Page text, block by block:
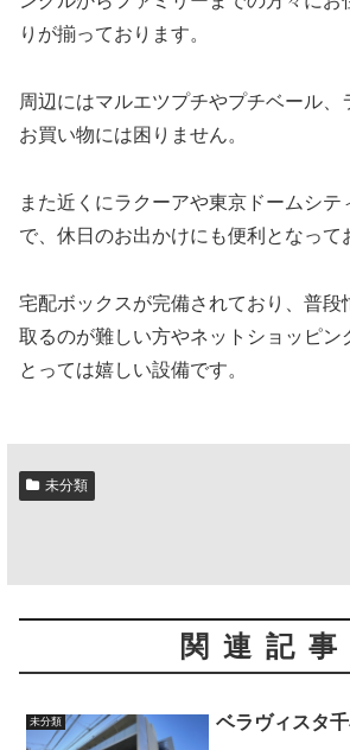
りが揃っております。
周辺にはマルエツプチやプチベール、
お買い物には困りません。
また近くにラクーアや東京ドームシテ
で、休日のお出かけにも便利となって
宅配ボックスが完備されており、普段
取るのが難しい方やネットショッピン
とっては嬉しい設備です。
未分類
関連記事
未分類 ベラヴィスタ